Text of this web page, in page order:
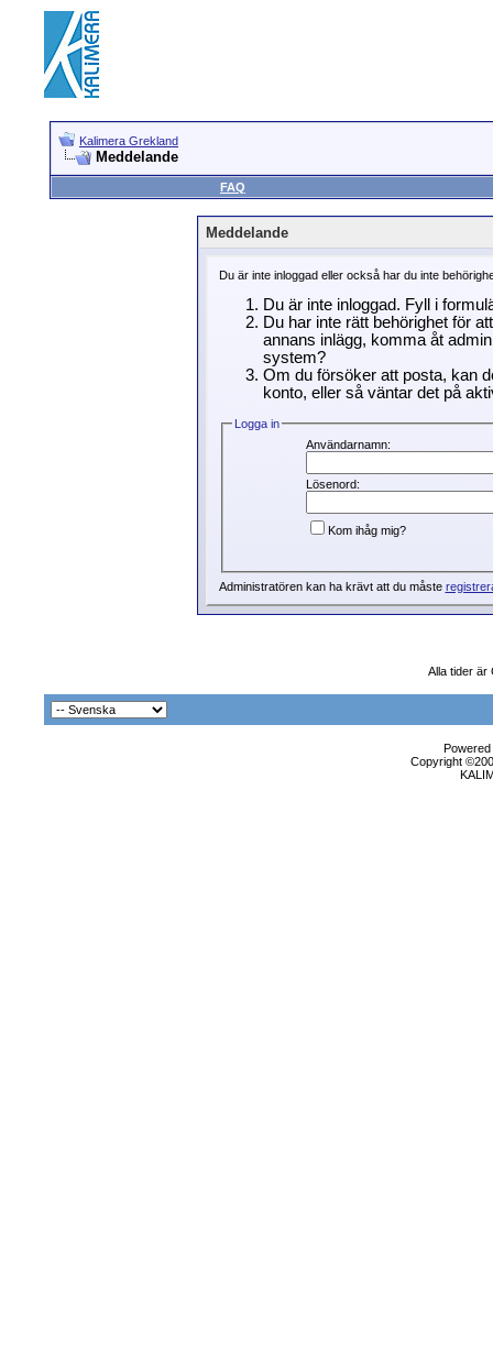
Kalimera Grekland
Meddelande
FAQ
Meddelande
Du är inte inloggad eller också har du inte
Du är inte inloggad. Fyll i
Du har inte rätt behörighet för
annans inlägg, komma åt
system?
Om du försöker att posta, kan
konto, eller så väntar det på
Logga in
Användarnamn:
Lösenord:
Kom ihåg mig?
Administratören kan ha krävt att du måste
Alla tider är
Copyright